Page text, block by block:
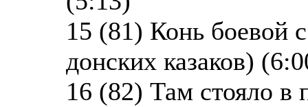
15 (81) Конь боевой
донских казаков)
16 (82) Там стояло в